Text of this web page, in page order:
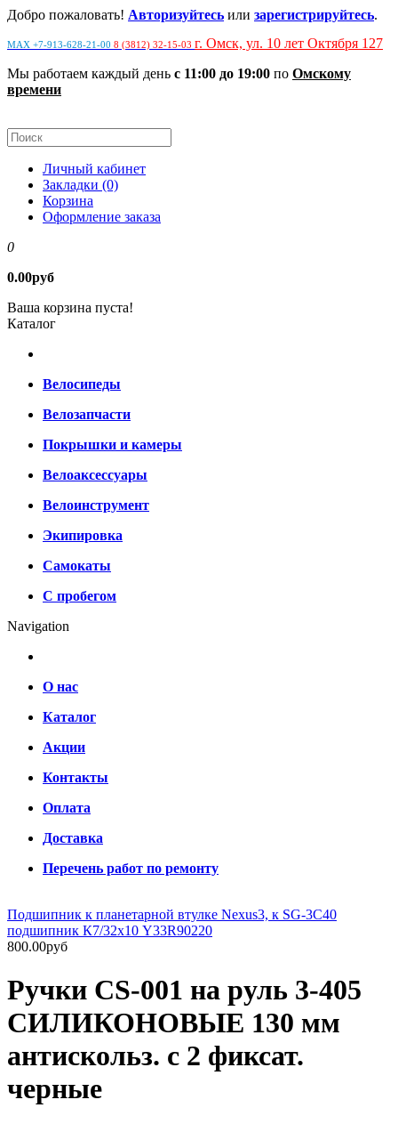
Добро пожаловать! Авторизуйтесь или зарегистрируйтесь.
MAX +7-913-628-21-00 8 (3812) 32-15-03 г. Омск, ул. 10 лет Октября 127
Мы работаем каждый день с 11:00 до 19:00 по Омскому
времени
Личный кабинет
Закладки (0)
Корзина
Оформление заказа
0
0.00руб
Ваша корзина пуста!
Каталог
Велосипеды
Велозапчасти
Покрышки и камеры
Велоаксессуары
Велоинструмент
Экипировка
Самокаты
С пробегом
Navigation
О нас
Каталог
Акции
Контакты
Оплата
Доставка
Перечень работ по ремонту
Подшипник к планетарной втулке Nexus3, к SG-3C40
подшипник К7/32х10 Y33R90220
800.00руб
Ручки CS-001 на руль 3-405
СИЛИКОНОВЫЕ 130 мм
антискольз. с 2 фиксат.
черные